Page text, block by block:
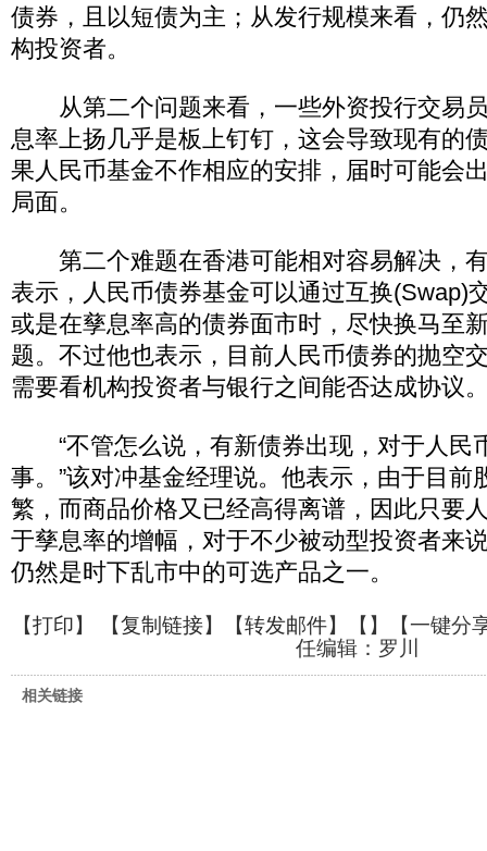
债券，且以短债为主；从发行规模来看，仍
构投资者。
从第二个问题来看，一些外资投行交易
息率上扬几乎是板上钉钉，这会导致现有的
果人民币基金不作相应的安排，届时可能会
局面。
第二个难题在香港可能相对容易解决，
表示，人民币债券基金可以通过互换(Swap)
或是在孳息率高的债券面市时，尽快换马至
题。不过他也表示，目前人民币债券的抛空
需要看机构投资者与银行之间能否达成协议
“不管怎么说，有新债券出现，对于人民
事。”该对冲基金经理说。他表示，由于目前
繁，而商品价格又已经高得离谱，因此只要
于孳息率的增幅，对于不少被动型投资者来
仍然是时下乱市中的可选产品之一。
【打印】 【复制链接】【转发邮件】【 】
【一键分
任编辑：罗川
相关链接